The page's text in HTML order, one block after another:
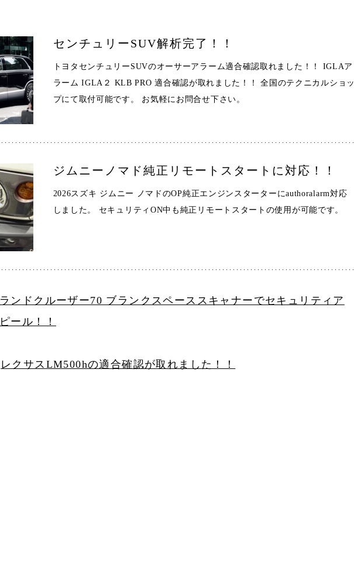
センチュリーSUV解析完了！！
トヨタセンチュリーSUVのオーサーアラーム適合確認取れました！！ IGLAア
ラーム IGLA２ KLB PRO 適合確認が取れました！！ 全国のテクニカルショッ
プにて取付可能です。 お気軽にお問合せ下さい。
ジムニーノマド純正リモートスタートに対応！！
2026スズキ ジムニー ノマドのOP純正エンジンスターターにauthoralarm対応
しました。 セキュリティON中も純正リモートスタートの使用が可能です。
ランドクルーザー70 ブランクスペーススキャナーでセキュリティア
ピール！！
レクサスLM500hの適合確認が取れました！！